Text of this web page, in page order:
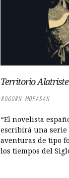
Territorio Alatriste
ROGORN MORADAN
“El novelista
escribirá una serie
aventuras de tipo
los tiempos del